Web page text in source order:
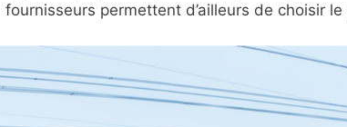
fournisseurs permettent d’ailleurs de choisir